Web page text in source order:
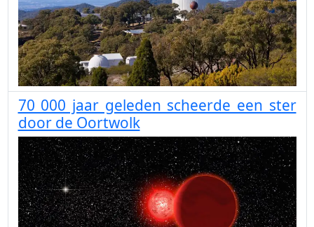
70 000 jaar geleden scheerde een ster
door de Oortwolk